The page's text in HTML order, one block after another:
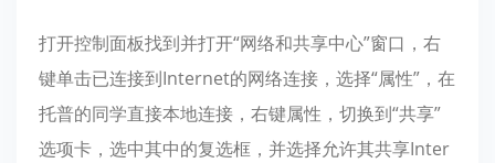
打开控制面板找到并打开“网络和共享中心”窗口，右
键单击已连接到Internet的网络连接，选择“属性”，在
托普的同学直接本地连接，右键属性，切换到“共享”
选项卡，选中其中的复选框，并选择允许其共享Inter